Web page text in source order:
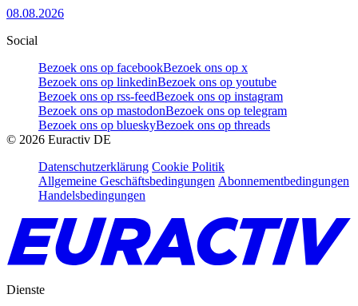
08.08.2026
Social
Bezoek ons op facebookBezoek ons op x
Bezoek ons op linkedinBezoek ons op youtube
Bezoek ons op rss-feedBezoek ons op instagram
Bezoek ons op mastodonBezoek ons op telegram
Bezoek ons op blueskyBezoek ons op threads
© 2026 Euractiv DE
Datenschutzerklärung Cookie Politik
Allgemeine Geschäftsbedingungen Abonnementbedingungen
Handelsbedingungen
Dienste